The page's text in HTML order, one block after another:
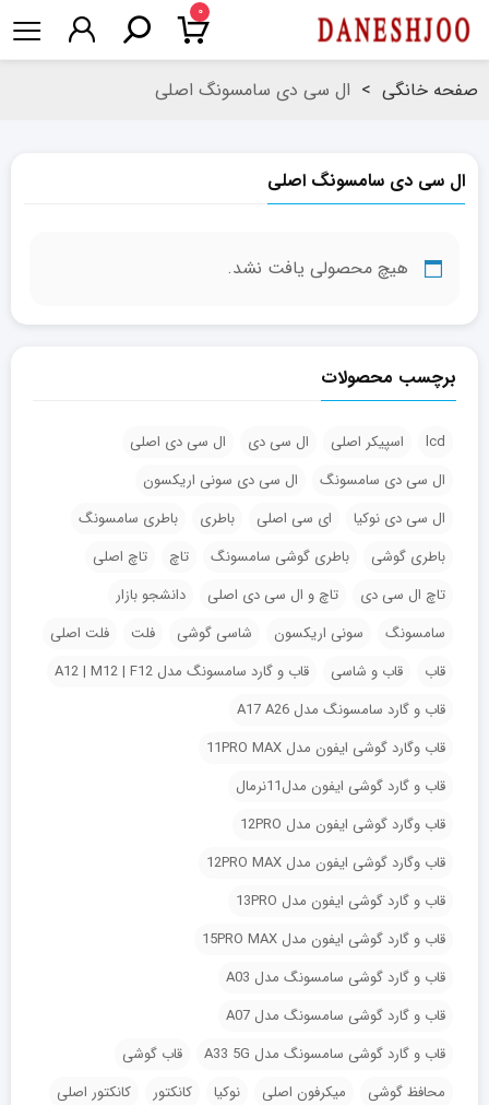
۰
صفحه خانگی > ال سی دی سامسونگ اصلی
ال سی دی سامسونگ اصلی
هیچ محصولی یافت نشد.
برچسب محصولات
lcd اسپیکر اصلی ال سی دی
ال سی دی اصلی
ال سی دی سامسونگ
ال سی دی سونی اریکسون
ال سی دی نوکیا
ای سی اصلی باطری
باطری سامسونگ
باطری گوشی
باطری گوشی سامسونگ تاچ
تاچ اصلی
تاچ ال سی دی
تاچ و ال سی دی اصلی
دانشجو بازار
سامسونگ
سونی اریکسون شاسی گوشی فلت
فلت اصلی
قاب
قاب و شاسی
قاب و گارد سامسونگ مدل A12 | M12 | F12
قاب و گارد سامسونگ مدل A17 A26
قاب وگارد گوشی ایفون مدل 11PRO MAX
قاب و گارد گوشی ایفون مدل11نرمال
قاب وگارد گوشی ایفون مدل 12PRO
قاب وگارد گوشی ایفون مدل 12PRO MAX
قاب و گارد گوشی ایفون مدل 13PRO
قاب و گارد گوشی ایفون مدل 15PRO MAX
قاب و گارد گوشی سامسونگ مدل A03
قاب و گارد گوشی سامسونگ مدل A07
قاب و گارد گوشی سامسونگ مدل A33 5G
قاب گوشی
محافظ گوشی
میکرفون اصلی نوکیا کانکتور
کانکتور اصلی